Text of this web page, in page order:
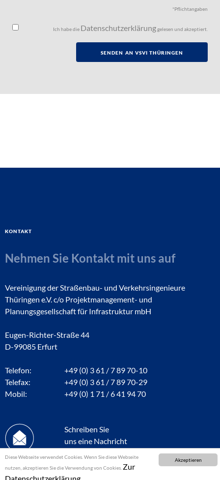
Akzeptieren
Diese Webseite verwendet Cookies. Wenn Sie diese Webseite
nutzen, akzeptieren Sie die Verwendung von Cookies. Zur
*Pflichtangaben
Ich habe die Datenschutzerklärunggelesen und akzeptiert.
Kontakt
Nehmen Sie Kontakt mit uns auf
Vereinigung der Straßenbau- und Verkehrsingenieure
Thüringen e.V. c/o Projektmanagement- und
Planungsgesellschaft für Infrastruktur mbH
Eugen-Richter-Straße 44
D-99085 Erfurt
Telefon:
+49 (0) 3 61 / 7 89 70-10
Telefax:
+49 (0) 3 61 / 7 89 70-29
Mobil:
+49 (0) 1 71 / 6 41 94 70
Schreiben Sie
uns eine Nachricht